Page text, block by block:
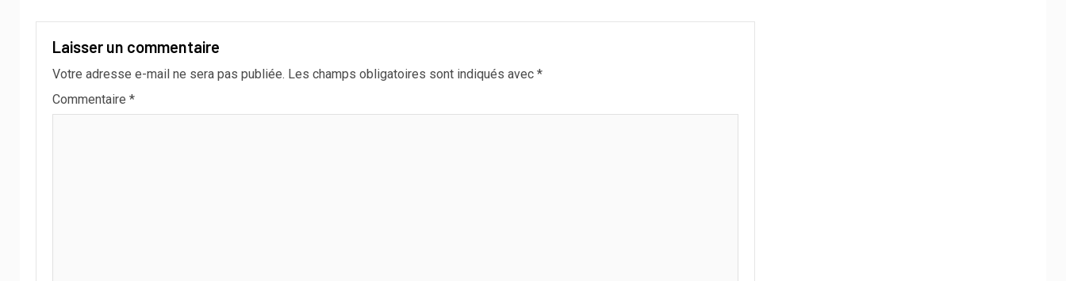
Laisser un commentaire
Votre adresse e-mail ne sera pas publiée. Les champs obligatoires sont indiqués avec *
Commentaire *